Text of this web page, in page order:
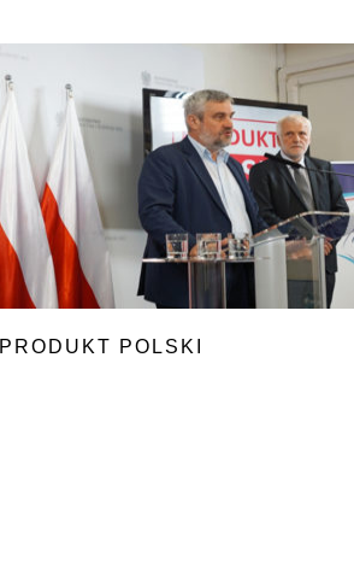
PRODUKT POLSKI